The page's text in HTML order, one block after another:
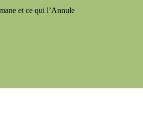
et ce qui l’Annule